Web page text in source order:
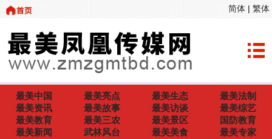
简体| 繁体
最美中国 最美亮点 最美生态
最美法制
最美资讯
最美故事 最美访谈
最美综艺
最美教育
最美三农 最美景区
国防教育
最美新闻
武林风台 最美美食
最美专家